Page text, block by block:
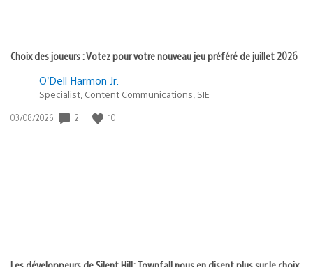
Choix des joueurs : Votez pour votre nouveau jeu préféré de juillet 2026
O’Dell Harmon Jr.
Specialist, Content Communications, SIE
Date
03/08/2026 2 10